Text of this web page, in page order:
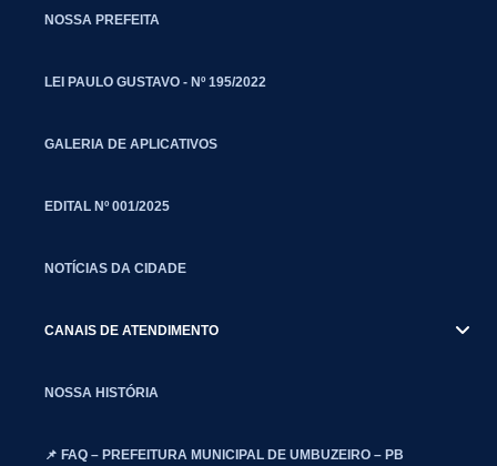
NOSSA PREFEITA
LEI PAULO GUSTAVO - Nº 195/2022
GALERIA DE APLICATIVOS
EDITAL Nº 001/2025
NOTÍCIAS DA CIDADE
CANAIS DE ATENDIMENTO
NOSSA HISTÓRIA
📌 FAQ – PREFEITURA MUNICIPAL DE UMBUZEIRO – PB